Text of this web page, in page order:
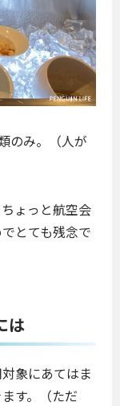
のみ。（人が
ょっと航空会
とても残念で
は
象にあてはま
す。（ただ